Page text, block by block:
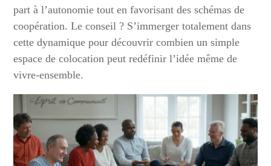
part à l’autonomie tout en favorisant des schémas de
coopération. Le conseil ? S’immerger totalement dans
cette dynamique pour découvrir combien un simple
espace de colocation peut redéfinir l’idée même de
vivre-ensemble.